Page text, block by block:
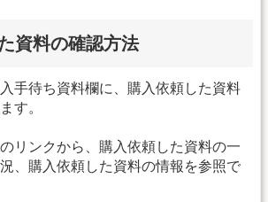
資料の確認方法
手待ち資料欄に、購入依頼した資料
す。
リンクから、購入依頼した資料の一
、購入依頼した資料の情報を参照で